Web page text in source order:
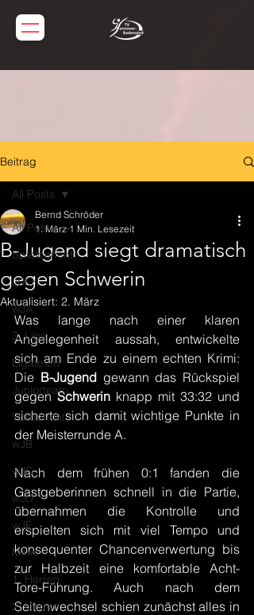
Beitrag
All Posts
Spielbericht
JBLH
wJA
3. Liga
Ligateam
Juniorteam
Vorbericht
wJB
wJC
wJD
wJE
Minis
1. Herren
2. Herren
All Posts
B-Jugend siegt dramatisch
gegen Schwerin
Bernd Schröder
1. März 1 Min. Lesezeit
Aktualisiert: 2. März
Was lange nach einer klaren
Angelegenheit aussah, entwickelte
sich am Ende zu einem echten Krimi:
Die B-Jugend gewann das Rückspiel
gegen Schwerin knapp mit 33:32 und
sicherte sich damit wichtige Punkte in
der Meisterrunde A.
Nach dem frühen 0:1 fanden die
Gastgeberinnen schnell in die Partie,
übernahmen die Kontrolle und
erspielten sich mit viel Tempo und
konsequenter Chancenverwertung bis
zur Halbzeit eine komfortable Acht-
Tore-Führung. Auch nach dem
Seitenwechsel schien zunächst alles in